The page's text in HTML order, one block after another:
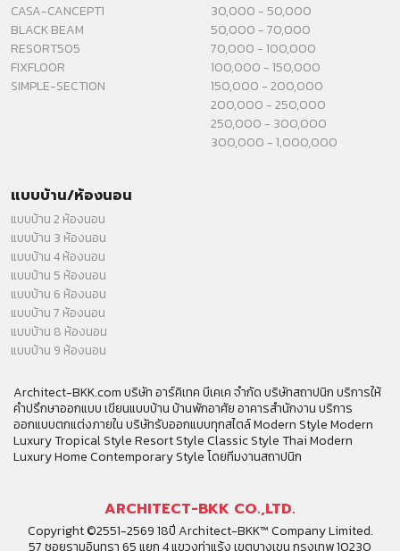
CASA-CANCEPT1
BLACK BEAM
RESORT505
FIXFLOOR
SIMPLE-SECTION
30,000 - 50,000
50,000 - 70,000
70,000 - 100,000
100,000 - 150,000
150,000 - 200,000
200,000 - 250,000
250,000 - 300,000
300,000 - 1,000,000
แบบบ้าน/ห้องนอน
แบบบ้าน 2 ห้องนอน
แบบบ้าน 3 ห้องนอน
แบบบ้าน 4 ห้องนอน
แบบบ้าน 5 ห้องนอน
แบบบ้าน 6 ห้องนอน
แบบบ้าน 7 ห้องนอน
แบบบ้าน 8 ห้องนอน
แบบบ้าน 9 ห้องนอน
Architect-BKK.com บริษัท อาร์คิเทค บีเคเค จำกัด บริษัทสถาปนิก บริการให้
คำปรึกษาออกแบบ เขียนแบบบ้าน บ้านพักอาศัย อาคารสำนักงาน บริการ
ออกแบบตกแต่งภายใน บริษัทรับออกแบบทุกสไตล์ Modern Style Modern
Luxury Tropical Style Resort Style Classic Style Thai Modern
Luxury Home Contemporary Style โดยทีมงานสถาปนิก
ARCHITECT-BKK CO.,LTD.
Copyright ©2551-2569 18ปี Architect-BKK™ Company Limited.
57 ซอยรามอินทรา 65 แยก 4 แขวงท่าแร้ง เขตบางเขน กรุงเทพ 10230